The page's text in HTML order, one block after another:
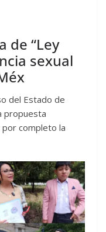
de “Ley
sexual
del Estado de
propuesta
por completo la